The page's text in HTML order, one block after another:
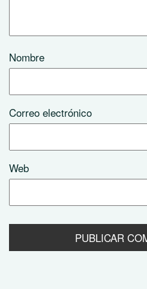
Nombre
Correo electrónico
Web